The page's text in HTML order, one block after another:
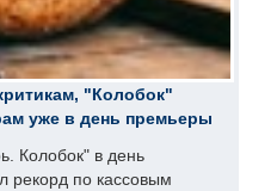
"Колобок"
уже в день премьеры
Колобок" в день
рекорд по кассовым